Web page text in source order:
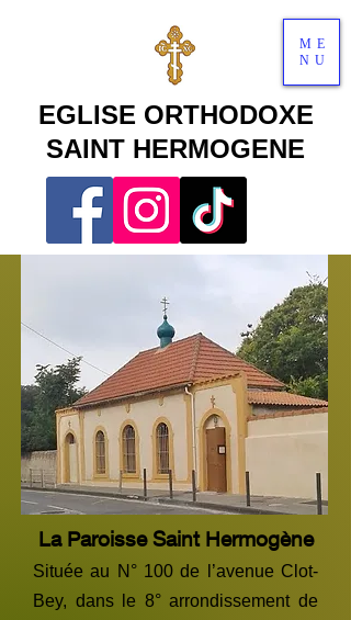
EGLISE ORTHODOXE
SAINT HERMOGENE
ME
NU
La Paroisse Saint Hermogène
Située au N° 100 de l’avenue Clot-
Bey, dans le 8° arrondissement de